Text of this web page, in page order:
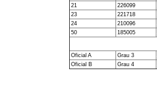
21
226099
23
221718
24
210096
50
185005
Oficial A Grau 3
Oficial B
Grau 4